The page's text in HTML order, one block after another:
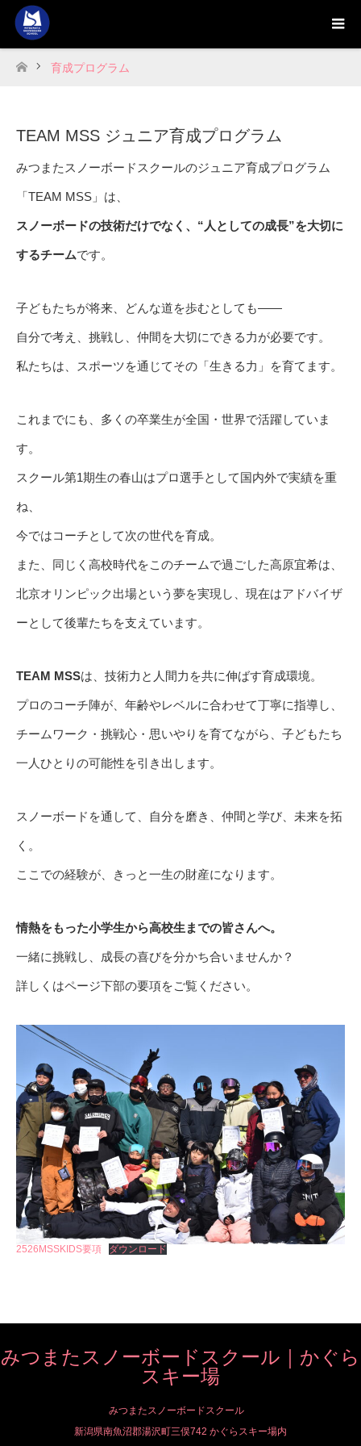
ホーム
育成プログラム
TEAM MSS ジュニア育成プログラム
みつまたスノーボードスクールのジュニア育成プログラム
「TEAM MSS」は、
スノーボードの技術だけでなく、“人としての成長”を大切に
するチームです。
子どもたちが将来、どんな道を歩むとしても――
自分で考え、挑戦し、仲間を大切にできる力が必要です。
私たちは、スポーツを通じてその「生きる力」を育てます。
これまでにも、多くの卒業生が全国・世界で活躍していま
す。
スクール第1期生の春山はプロ選手として国内外で実績を重
ね、
今ではコーチとして次の世代を育成。
また、同じく高校時代をこのチームで過ごした高原宜希は、
北京オリンピック出場という夢を実現し、現在はアドバイザ
ーとして後輩たちを支えています。
TEAM MSSは、技術力と人間力を共に伸ばす育成環境。
プロのコーチ陣が、年齢やレベルに合わせて丁寧に指導し、
チームワーク・挑戦心・思いやりを育てながら、子どもたち
一人ひとりの可能性を引き出します。
スノーボードを通して、自分を磨き、仲間と学び、未来を拓
く。
ここでの経験が、きっと一生の財産になります。
情熱をもった小学生から高校生までの皆さんへ。
一緒に挑戦し、成長の喜びを分かち合いませんか？
詳しくはページ下部の要項をご覧ください。
2526MSSKIDS要項 ダウンロード
みつまたスノーボードスクール｜かぐら
スキー場
みつまたスノーボードスクール
新潟県南魚沼郡湯沢町三俣742 かぐらスキー場内